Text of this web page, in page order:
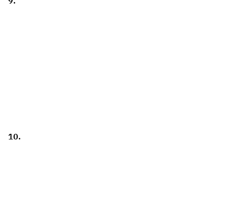
10.